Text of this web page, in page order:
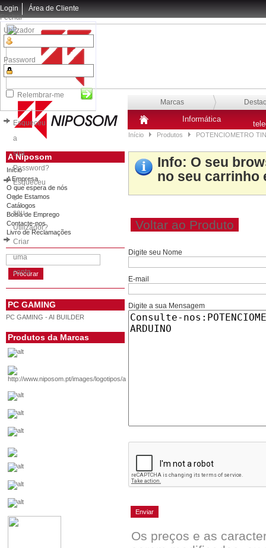
Login
Fechar
Utilizador
Password
Relembrar-me
Esqueceu
a
sua
Password?
Esqueceu
o
seu
Utilizador?
Criar
uma
conta
Área de Cliente
Marcas
Informática
Início Produtos POTENCIOMETRO
A Niposom
Início
A Empresa
O que espera de nós
Onde Estamos
Catálogos
Bolsa de Emprego
Contacte-nos
Livro de Reclamações
PC GAMING
PC GAMING - AI BUILDER
Produtos da Marcas
Info: O seu
no seu carrinho
Voltar ao Produto
Digite seu Nome
E-mail
Digite a sua Mensagem
Os preços e as